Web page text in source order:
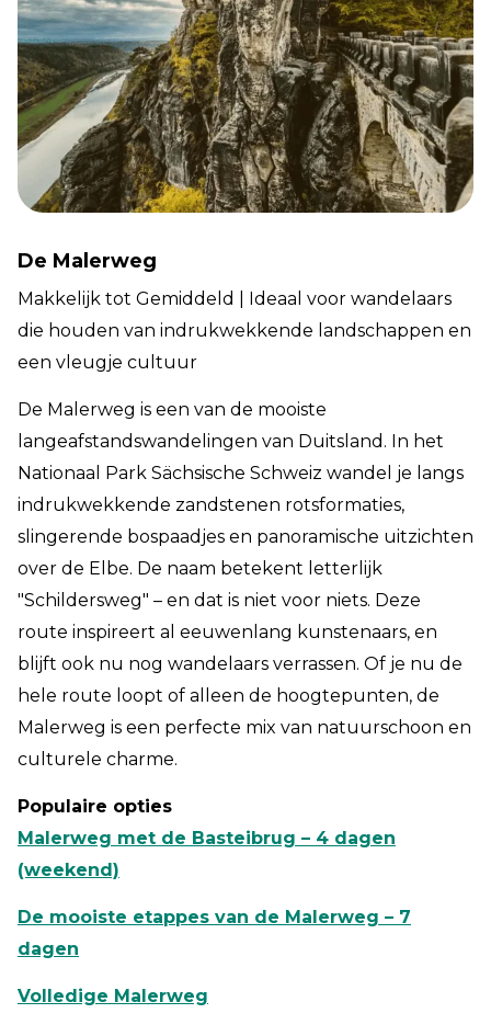
De Malerweg
Makkelijk tot Gemiddeld | Ideaal voor wandelaars
die houden van indrukwekkende landschappen en
een vleugje cultuur
De Malerweg is een van de mooiste
langeafstandswandelingen van Duitsland. In het
Nationaal Park Sächsische Schweiz wandel je langs
indrukwekkende zandstenen rotsformaties,
slingerende bospaadjes en panoramische uitzichten
over de Elbe. De naam betekent letterlijk
"Schildersweg" – en dat is niet voor niets. Deze
route inspireert al eeuwenlang kunstenaars, en
blijft ook nu nog wandelaars verrassen. Of je nu de
hele route loopt of alleen de hoogtepunten, de
Malerweg is een perfecte mix van natuurschoon en
culturele charme.
Populaire opties
Malerweg met de Basteibrug – 4 dagen
(weekend)
De mooiste etappes van de Malerweg – 7
dagen
Volledige Malerweg